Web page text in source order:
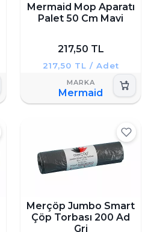
Mermaid Mop Aparatı
Palet 50 Cm Mavi
217,50 TL
217,50 TL / Adet
Mermaid
Merçöp Jumbo Smart
Çöp Torbası 200 Ad
Gri